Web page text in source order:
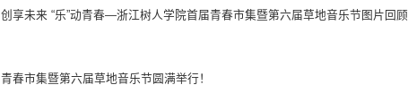
创享未来 “乐”动青春—浙江树人学院首届青春市集暨第六届草地音乐节图片回顾
青春市集暨第六届草地音乐节圆满举行！